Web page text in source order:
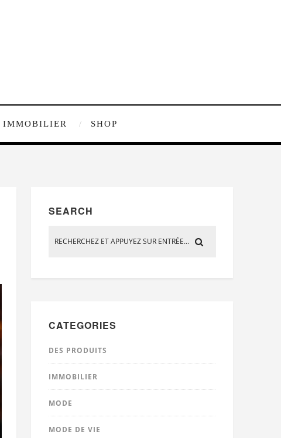
IMMOBILIER SHOP
SEARCH
CATEGORIES
DES PRODUITS
IMMOBILIER
MODE
MODE DE VIE